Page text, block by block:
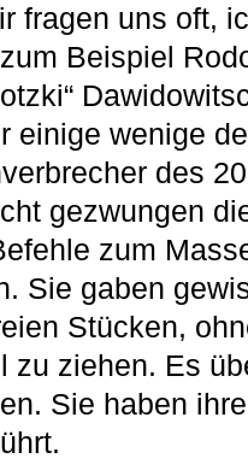
fragen uns oft,
Beispiel
einige wenige
des
gezwungen
zum
Sie gaben
Stücken,
zu ziehen. Es
Sie haben